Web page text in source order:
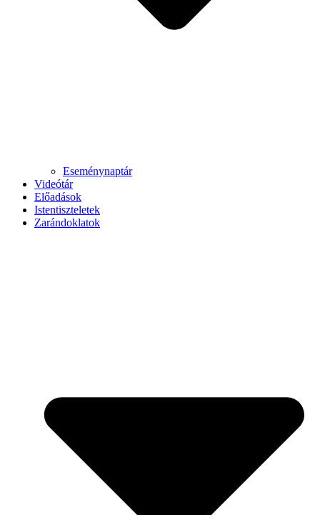
Eseménynaptár
Videótár
Előadások
Istentiszteletek
Zarándoklatok